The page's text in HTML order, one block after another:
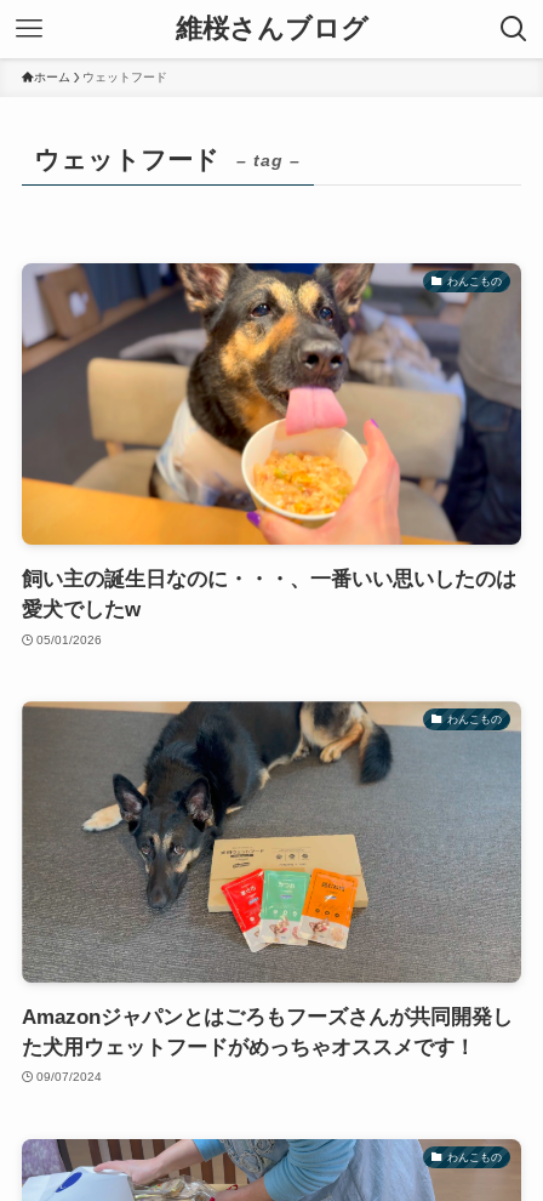
維桜さんブログ
ホーム ウェットフード
ウェットフード – tag –
わんこもの
飼い主の誕生日なのに・・・、一番いい思いしたのは
愛犬でしたw
05/01/2026
わんこもの
Amazonジャパンとはごろもフーズさんが共同開発し
た犬用ウェットフードがめっちゃオススメです！
09/07/2024
わんこもの